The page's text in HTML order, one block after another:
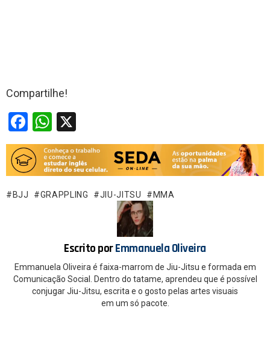
Compartilhe!
F
a
ce
b
o
W
h
at
s
A
BJJ GRAPPLING JIU-JITSU MMA
Escrito porEmmanuela Oliveira
Emmanuela Oliveira é faixa-marrom de Jiu-Jitsu e formada em
Comunicação Social. Dentro do tatame, aprendeu que é possível
conjugar Jiu-Jitsu, escrita e o gosto pelas artes visuais
em um só pacote.